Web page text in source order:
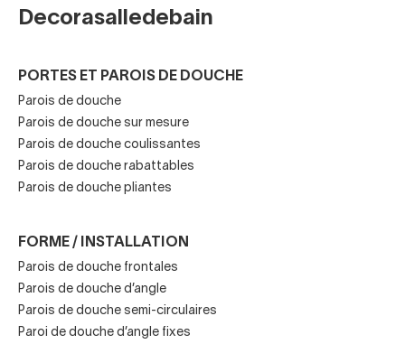
l'espace disponible. En particulier dans les salles de bains
pas besoin de centimètres supplémentaires d'espace libre
parois de douche pliantes
Elles sont étanches, accessibles (surtout lorsqu'elles n'ont
pas de profilés inférieur) et faciles à nettoyer (beaucoup
intègrent un système d'ouverture de la porte).
Parois de douche coulissantes
avec ou sans profilés
Decorasalledebain
PORTES ET PAROIS DE DOUCHE
Parois de douche
Parois de douche sur mesure
Parois de douche coulissantes
Parois de douche rabattables
Parois de douche pliantes
FORME / INSTALLATION
Parois de douche frontales
Parois de douche d’angle
Parois de douche semi-circulaires
Paroi de douche d’angle fixes